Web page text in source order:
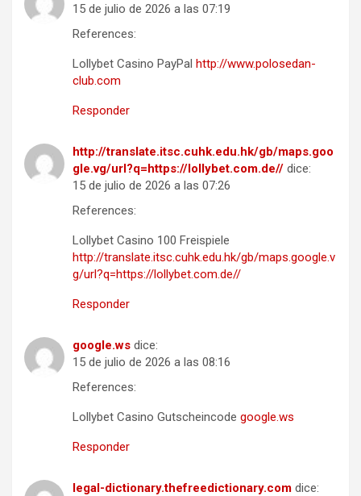
15 de julio de 2026 a las 07:19
References:
Lollybet Casino PayPal http://www.polosedan-
club.com
Responder
http://translate.itsc.cuhk.edu.hk/gb/maps.goo
gle.vg/url?q=https://lollybet.com.de// dice:
15 de julio de 2026 a las 07:26
References:
Lollybet Casino 100 Freispiele
http://translate.itsc.cuhk.edu.hk/gb/maps.google.v
g/url?q=https://lollybet.com.de//
Responder
google.ws dice:
15 de julio de 2026 a las 08:16
References:
Lollybet Casino Gutscheincode google.ws
Responder
legal-dictionary.thefreedictionary.com dice: